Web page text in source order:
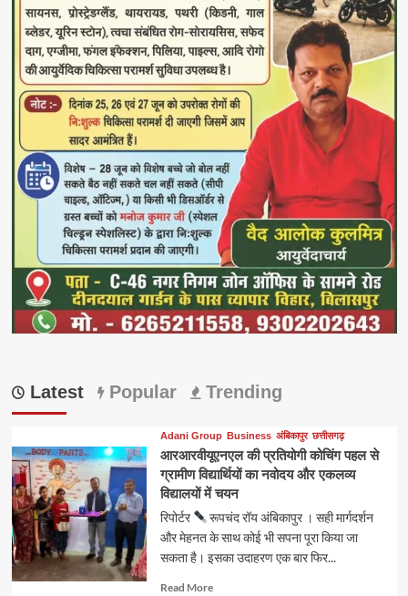
Latest Popular Trending
Adani Group Business अंबिकापुर छत्तीसगढ़
आरआरवीयूएनएल की प्रतियोगी कोचिंग पहल से
ग्रामीण विद्यार्थियों का नवोदय और एकलव्य
विद्यालयों में चयन
रिपोर्टर
रूपचंद रॉय अंबिकापुर । सही मार्गदर्शन
और मेहनत के साथ कोई भी सपना पूरा किया जा
सकता है। इसका उदाहरण एक बार फिर...
Read MoreRead